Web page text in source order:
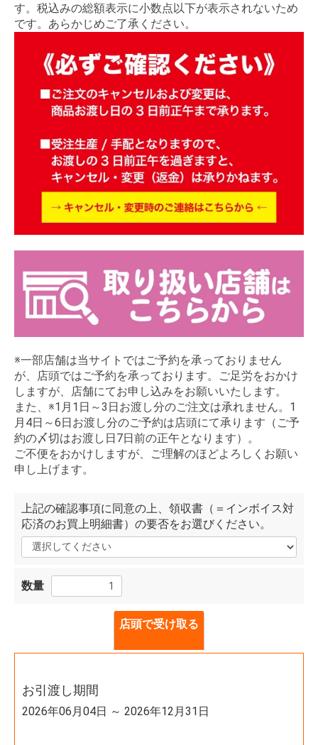
す。税込みの総額表示に小数点以下が表示されないため
です。あらかじめご了承ください。
※一部店舗は当サイトではご予約を承っておりません
が、店頭ではご予約を承っております。ご足労をおかけ
しますが、店舗にてお申し込みをお願いいたします。
また、※1月1日～3日お渡し分のご注文は承れません。1
月4日～6日お渡し分のご予約は店頭にて承ります（ご予
約の〆切はお渡し日7日前の正午となります）。
ご不便をおかけしますが、ご理解のほどよろしくお願い
申し上げます。
上記の確認事項に同意の上、領収書（＝インボイス対
応済のお買上明細書）の要否をお選びください。
数量
店頭で受け取る
お引渡し期間
2026年06月04日 ～ 2026年12月31日